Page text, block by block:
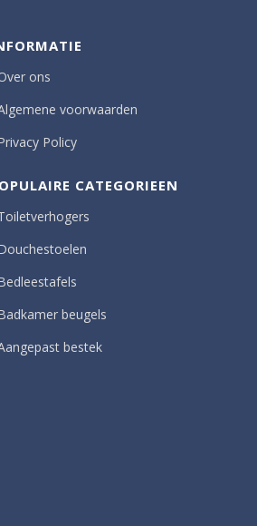
ons
voorwaarden
Policy
CATEGORIEEN
beugels
bestek